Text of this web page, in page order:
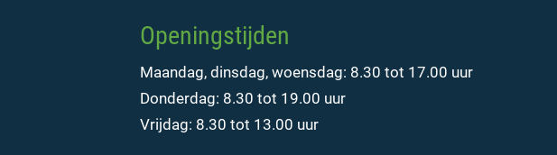
Openingstijden
Maandag, dinsdag, woensdag: 8.30 tot 17.00 uur
Donderdag: 8.30 tot 19.00 uur
Vrijdag: 8.30 tot 13.00 uur